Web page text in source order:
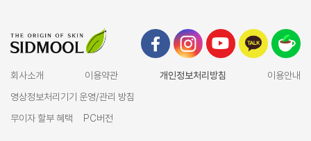
회사소개 이용약관 개인정보처리방침
이용안내
영상정보처리기기 운영/관리 방침
무이자 할부 혜택
PC버전